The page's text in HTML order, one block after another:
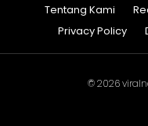
Tentang Kami
Privacy Policy
© 2026